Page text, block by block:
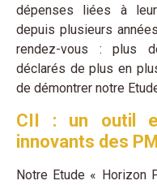
dépenses liées à
depuis plusieurs
rendez-vous : plus
déclarés de plus en
de démontrer notre
CII : un outil
innovants des
Notre Etude « Horizon